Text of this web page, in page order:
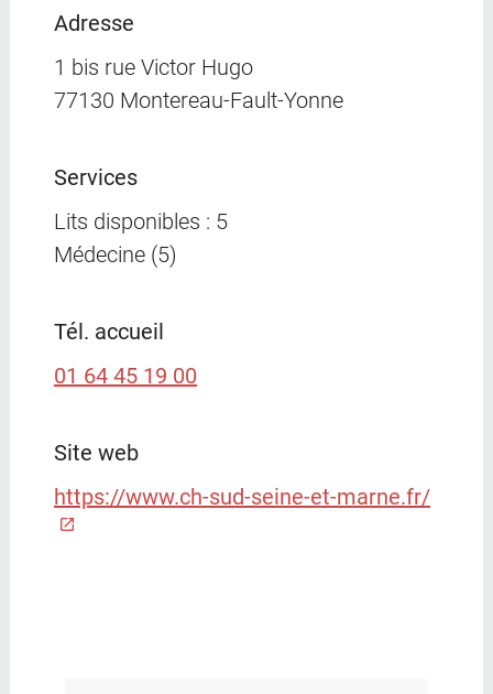
Adresse
1 bis rue Victor Hugo
77130 Montereau-Fault-Yonne
Services
Lits disponibles : 5
Médecine (5)
Tél. accueil
01 64 45 19 00
Site web
https://www.ch-sud-seine-et-marne.fr/